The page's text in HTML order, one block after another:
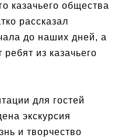
казачьего общества
рассказал
до наших дней, а
из казачьего
для гостей
экскурсия
и творчество